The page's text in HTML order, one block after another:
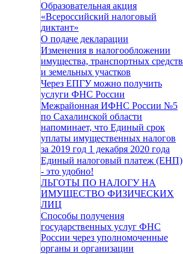
Образовательная акция
«Всероссийский налоговый
диктант»
О подаче декларации
Изменения в налогообложении
имущества, транспортных средств
и земельных участков
Через ЕПГУ можно получить
услуги ФНС России
Межрайонная ИФНС России №5
по Сахалинской области
напоминает, что Единый срок
уплаты имущественных налогов
за 2019 год 1 декабря 2020 года
Единый налоговый платеж (ЕНП)
- это удобно!
ЛЬГОТЫ ПО НАЛОГУ НА
ИМУЩЕСТВО ФИЗИЧЕСКИХ
ЛИЦ
Способы получения
государственных услуг ФНС
России через уполномоченные
органы и организации